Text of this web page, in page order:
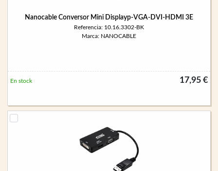
Nanocable Conversor Mini Displayp-VGA-DVI-HDMI 3E
Referencia: 10.16.3302-BK
Marca: NANOCABLE
17,95 €
En stock